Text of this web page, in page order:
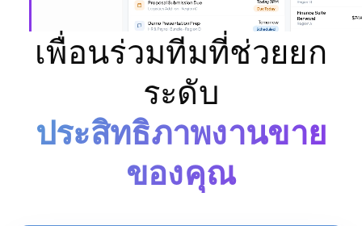
เพื่อนร่วมทีมที่ช่วยยก
ระดับ
ประสิทธิภาพงานขาย
ของคุณ